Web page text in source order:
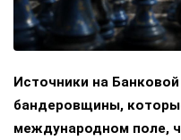
Источники на
бандеровщины,
международном поле,